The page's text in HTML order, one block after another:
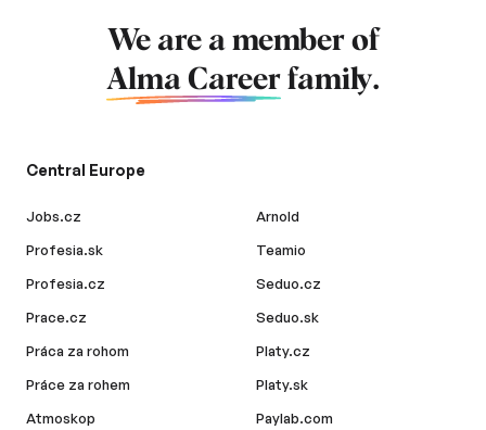
We are a member of
Alma Career family.
Central Europe
Jobs.cz
Profesia.sk
Profesia.cz
Prace.cz
Práca za rohom
Práce za rohem
Atmoskop
Arnold
Teamio
Seduo.cz
Seduo.sk
Platy.cz
Platy.sk
Paylab.com